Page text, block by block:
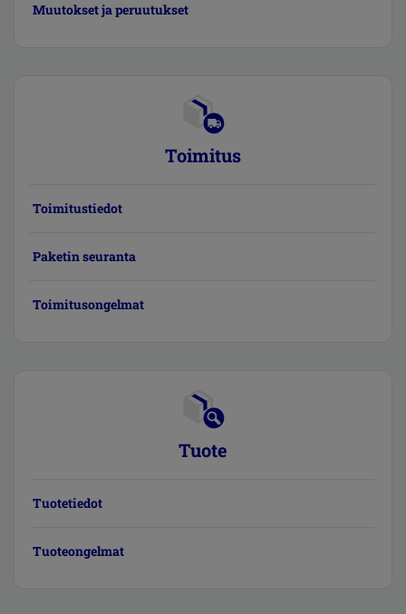
Muutokset ja peruutukset
Toimitus
Toimitustiedot
Paketin seuranta
Toimitusongelmat
Tuote
Tuotetiedot
Tuoteongelmat